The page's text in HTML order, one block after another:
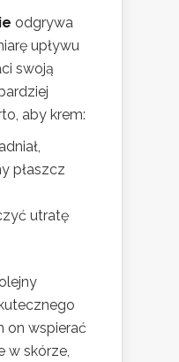
odgrywa
upływu
swoją
aby krem:
płaszcz
utratę
on wspierać
w skórze,